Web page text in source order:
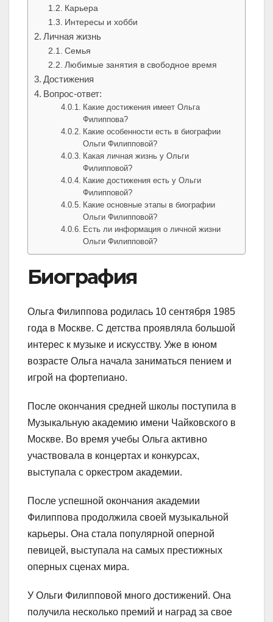
Карьера
Интересы и хобби
Личная жизнь
Семья
Любимые занятия в свободное время
Достижения
Вопрос-ответ:
Какие достижения имеет Ольга
Филиппова?
Какие особенности есть в биографии
Ольги Филипповой?
Какая личная жизнь у Ольги
Филипповой?
Какие достижения есть у Ольги
Филипповой?
Какие основные этапы в биографии
Ольги Филипповой?
Есть ли информация о личной жизни
Ольги Филипповой?
Биография
Ольга Филиппова родилась 10 сентября 1985
года в Москве. С детства проявляла большой
интерес к музыке и искусству. Уже в юном
возрасте Ольга начала заниматься пением и
игрой на фортепиано.
После окончания средней школы поступила в
Музыкальную академию имени Чайковского в
Москве. Во время учебы Ольга активно
участвовала в концертах и конкурсах,
выступала с оркестром академии.
После успешной окончания академии
Филиппова продолжила своей музыкальной
карьеры. Она стала популярной оперной
певицей, выступала на самых престижных
оперных сценах мира.
У Ольги Филипповой много достижений. Она
получила несколько премий и наград за свое